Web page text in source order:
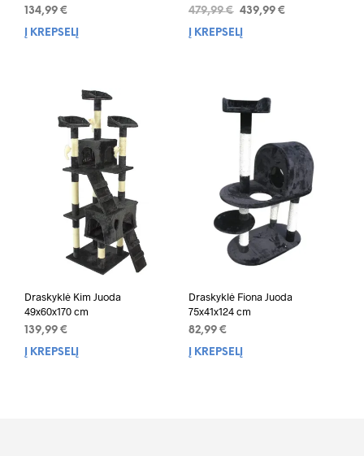
134,99 €
Į KREPŠELĮ
479,99€ 439,99 €
Į KREPŠELĮ
Draskyklė Kim Juoda
49x60x170 cm
139,99 €
Į KREPŠELĮ
Draskyklė Fiona Juoda
75x41x124 cm
82,99 €
Į KREPŠELĮ